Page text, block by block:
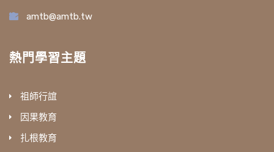
amtb@amtb.tw
熱門學習主題
祖師行誼
因果教育
扎根教育